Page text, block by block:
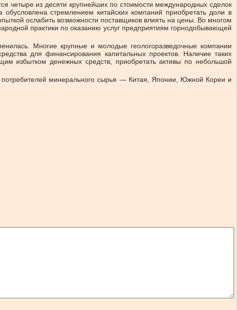
четыре из десяти крупнейших по стоимости международных сделок
стремлением китайских компаний приобретать доли в
ослабить возможности поставщиков влиять на цены. Во многом
практики по оказанию услуг предприятиям горнодобывающей
Многие крупные и молодые геологоразведочные компании
для финансирования капитальных проектов. Наличие таких
избытком денежных средств, приобретать активы по небольшой
минерального сырья — Китая, Японии, Южной Кореи и